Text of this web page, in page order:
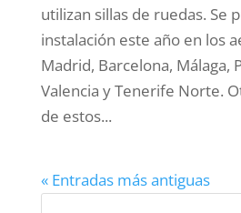
utilizan sillas de ruedas. Se
instalación este año en los
Madrid, Barcelona, Málaga,
Valencia y Tenerife Norte.
de estos...
« Entradas más antiguas